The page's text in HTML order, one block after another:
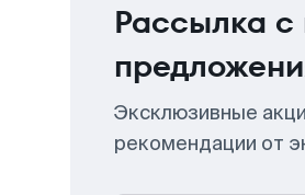
Рассылка
Эксклюзивные
рекомендации от